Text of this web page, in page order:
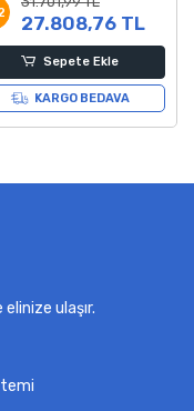
27.808,76 TL
Sepete Ekle
KARGO BEDAVA
ulaşır.